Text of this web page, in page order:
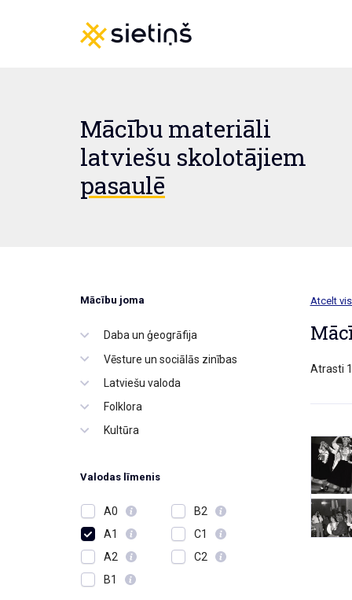
Mācību materiāli
latviešu skolotājiem
pasaulē
Mācību joma
Daba un ģeogrāfija
Vēsture un sociālās zinības
Latviešu valoda
Folklora
Kultūra
Valodas līmenis
A0
A1
A2
B1
B2
C1
C2
Atcelt
Atrasti